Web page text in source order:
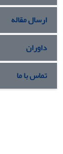
ارسال مقاله
داوران
تماس با ما